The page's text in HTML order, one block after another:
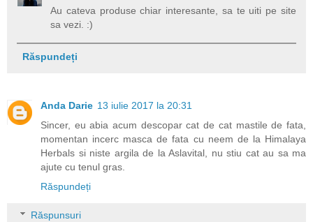
Au cateva produse chiar interesante, sa te uiti pe site
sa vezi. :)
Răspundeți
Anda Darie 13 iulie 2017 la 20:31
Sincer, eu abia acum descopar cat de cat mastile de fata,
momentan incerc masca de fata cu neem de la Himalaya
Herbals si niste argila de la Aslavital, nu stiu cat au sa ma
ajute cu tenul gras.
Răspundeți
Răspunsuri